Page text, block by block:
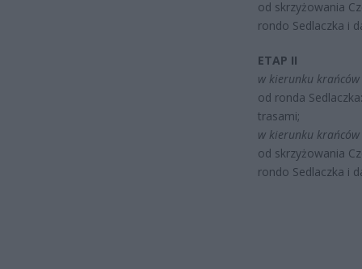
od skrzyżowania
rondo Sedlaczka i
ETAP II
w kierunku krańców
od ronda
trasami;
w kierunku krańców
od skrzyżowania
rondo Sedlaczka i